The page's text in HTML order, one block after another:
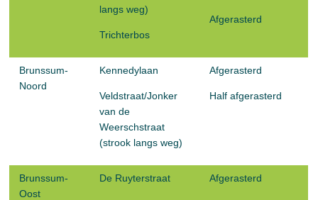
langs weg)
Trichterbos
Afgerasterd
Brunssum-
Noord
Kennedylaan
Veldstraat/Jonker
van de
Weerschstraat
(strook langs weg)
Afgerasterd
Half afgerasterd
Brunssum-
Oost
De Ruyterstraat Afgerasterd